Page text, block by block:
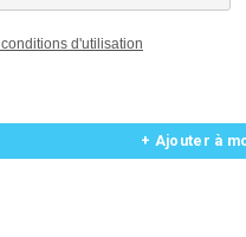
d'utilisation
+ Ajouter à